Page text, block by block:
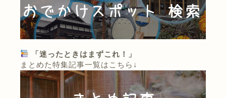
「迷ったときはまずこれ！」
まとめた特集記事一覧はこちら↓